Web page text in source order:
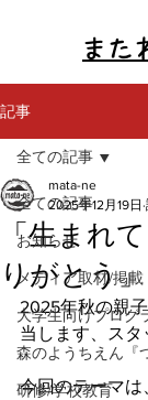
また
記事
全ての記事
お知らせ
メディア取材/掲載
大学生向けプログ
森のようちえん『
研修/学校教育
全ての記事
「生まれ
りがとう」
mata-ne
2025年12月19日
2025年秋の親
当します、スタ
今回のテーマ